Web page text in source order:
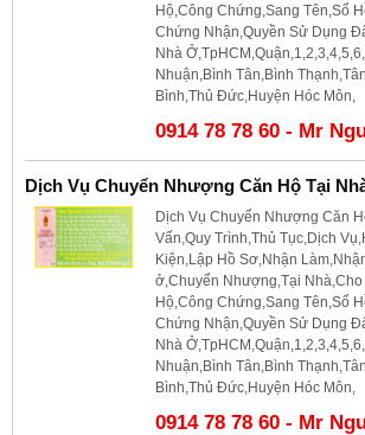
Hộ,Công Chứng,Sang Tên,Sổ
Chứng Nhận,Quyền Sử Dụng
Nhà
Nhuận,Bình Tân,Bình
Bình,Thủ Đức,Huyện Hóc Môn,
0914 78 78 60 - Mr
Dịch Vụ Chuyển Nhượng Căn Hộ Tại
Dịch Vụ Chuyển Nhượng Căn
Vấn,Quy Trình,Thủ Tục,Dịch
Kiện,Lập Hồ Sơ,Nhận
ở,Chuyển Nhượng,Tại
Hộ,Công Chứng,Sang Tên,Sổ
Chứng Nhận,Quyền Sử Dụng
Nhà
Nhuận,Bình Tân,Bình
Bình,Thủ Đức,Huyện Hóc Môn,
0914 78 78 60 - Mr